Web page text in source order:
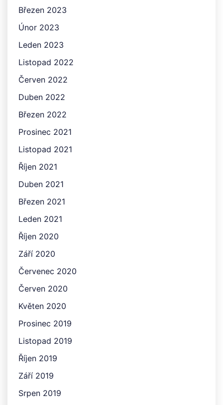
Březen 2023
Únor 2023
Leden 2023
Listopad 2022
Červen 2022
Duben 2022
Březen 2022
Prosinec 2021
Listopad 2021
Říjen 2021
Duben 2021
Březen 2021
Leden 2021
Říjen 2020
Září 2020
Červenec 2020
Červen 2020
Květen 2020
Prosinec 2019
Listopad 2019
Říjen 2019
Září 2019
Srpen 2019